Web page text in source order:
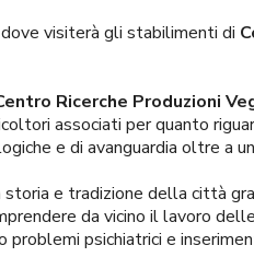
visiterà gli stabilimenti di
Ricerche Produzioni
associati per quanto
e di avanguardia oltre a
e tradizione della città
da vicino il lavoro
problemi psichiatrici e